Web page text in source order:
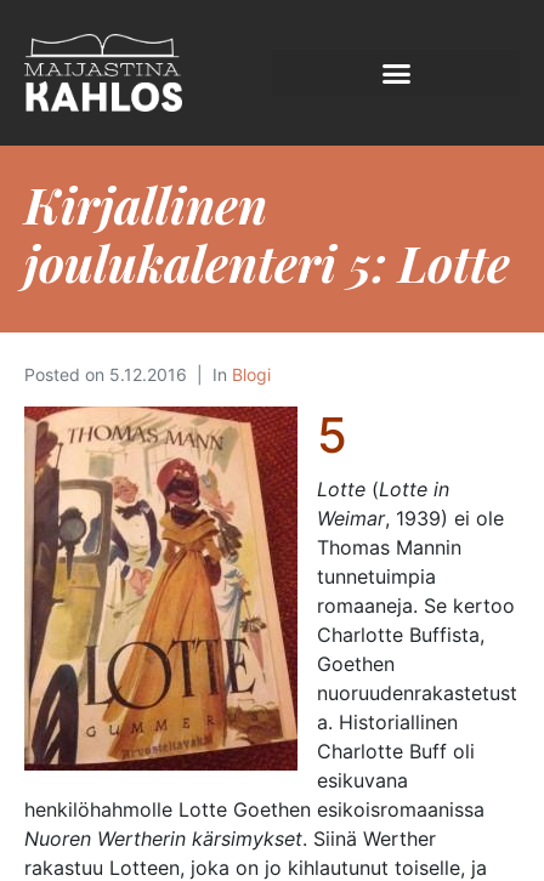
Kirjallinen
joulukalenteri 5: Lotte
Posted on 5.12.2016 In Blogi
5
Lotte (Lotte in
Weimar, 1939) ei ole
Thomas Mannin
tunnetuimpia
romaaneja. Se kertoo
Charlotte Buffista,
Goethen
nuoruudenrakastetust
a. Historiallinen
Charlotte Buff oli
esikuvana
henkilöhahmolle Lotte Goethen esikoisromaanissa
Nuoren Wertherin kärsimykset. Siinä Werther
rakastuu Lotteen, joka on jo kihlautunut toiselle, ja